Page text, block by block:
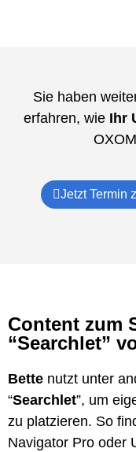
Sie haben
erfahren, wie Ihr
Jetzt Termin
Content zum
“Searchlet”
Bette nutzt unter
“Searchlet”, um
zu platzieren. So
Navigator Pro oder